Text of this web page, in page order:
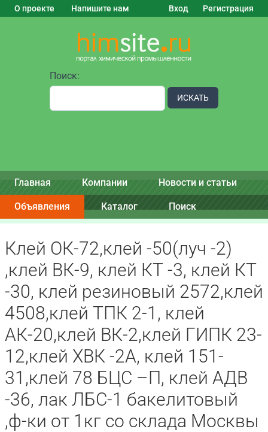
О проекте Напишите нам Вход Регистрация
Поиск:
ИСКАТЬ
Главная Компании Новости и статьи
Объявления Каталог Поиск
Клей ОК-72,клей -50(луч -2)
,клей ВК-9, клей КТ -3, клей КТ
-30, клей резиновый 2572,клей
4508,клей ТПК 2-1, клей
АК-20,клей ВК-2,клей ГИПК 23-
12,клей ХВК -2А, клей 151-
31,клей 78 БЦС –П, клей АДВ
-36, лак ЛБС-1 бакелитовый
,ф-ки от 1кг со склада Москвы